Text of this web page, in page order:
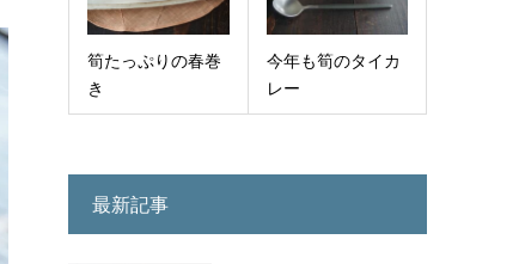
筍たっぷりの春巻
き
今年も筍のタイカ
レー
最新記事